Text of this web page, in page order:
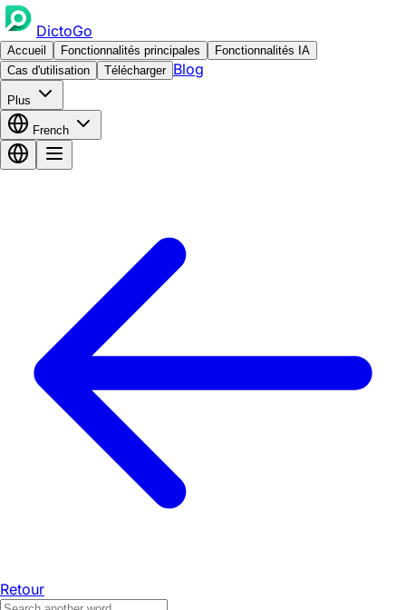
DictoGo
Accueil Fonctionnalités principales
Fonctionnalités IA
Cas d'utilisation
Télécharger Blog
Plus
French
Retour